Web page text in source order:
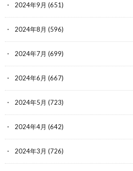
2024年9月 (651)
2024年8月 (596)
2024年7月 (699)
2024年6月 (667)
2024年5月 (723)
2024年4月 (642)
2024年3月 (726)